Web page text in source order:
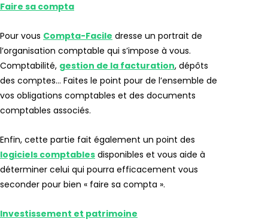
Faire sa compta
Pour vous Compta-Facile dresse un portrait de
l’organisation comptable qui s’impose à vous.
Comptabilité, gestion de la facturation, dépôts
des comptes… Faites le point pour de l’ensemble de
vos obligations comptables et des documents
comptables associés.
Enfin, cette partie fait également un point des
logiciels comptables disponibles et vous aide à
déterminer celui qui pourra efficacement vous
seconder pour bien « faire sa compta ».
Investissement et patrimoine